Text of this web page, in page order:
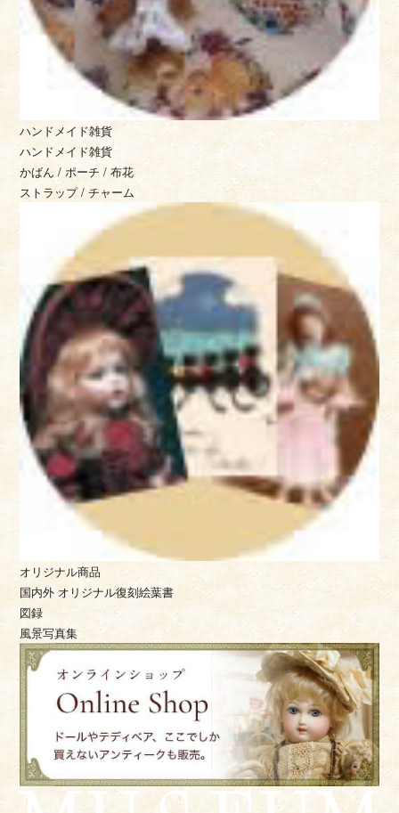
ハンドメイド雑貨
ハンドメイド雑貨
かばん / ポーチ / 布花
ストラップ / チャーム
オリジナル商品
国内外 オリジナル復刻絵葉書
図録
風景写真集